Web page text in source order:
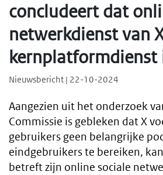
concludeert dat
netwerkdienst van
kernplatformdienst
Nieuwsbericht | 22-10-2024
Aangezien uit het onderzoek
Commissie is gebleken dat X
gebruikers geen belangrijke
eindgebruikers te bereiken,
betreft zijn online sociale